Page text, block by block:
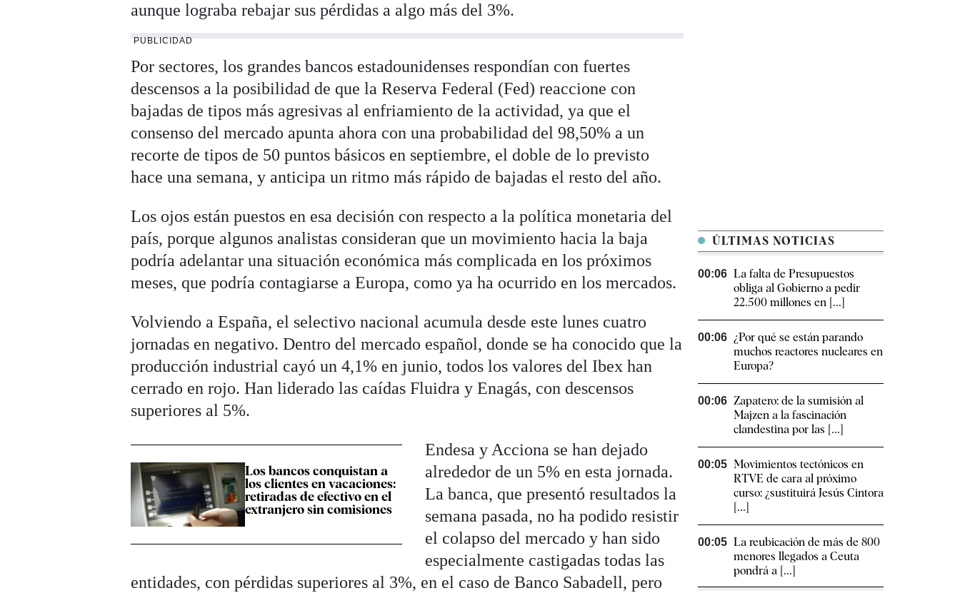
aunque lograba rebajar sus pérdidas a algo más del 3%.
PUBLICIDAD
Por sectores, los grandes bancos estadounidenses respondían con fuertes
descensos a la posibilidad de que la Reserva Federal (Fed) reaccione con
bajadas de tipos más agresivas al enfriamiento de la actividad, ya que el
consenso del mercado apunta ahora con una probabilidad del 98,50% a un
recorte de tipos de 50 puntos básicos en septiembre, el doble de lo previsto
hace una semana, y anticipa un ritmo más rápido de bajadas el resto del año.
Los ojos están puestos en esa decisión con respecto a la política monetaria del
país, porque algunos analistas consideran que un movimiento hacia la baja
podría adelantar una situación económica más complicada en los próximos
meses, que podría contagiarse a Europa, como ya ha ocurrido en los mercados.
Volviendo a España, el selectivo nacional acumula desde este lunes cuatro
jornadas en negativo. Dentro del mercado español, donde se ha conocido que la
producción industrial cayó un 4,1% en junio, todos los valores del Ibex han
cerrado en rojo. Han liderado las caídas Fluidra y Enagás, con descensos
superiores al 5%.
Los bancos conquistan a
los clientes en vacaciones:
retiradas de efectivo en el
extranjero sin comisiones
Endesa y Acciona se han dejado
alrededor de un 5% en esta jornada.
La banca, que presentó resultados la
semana pasada, no ha podido resistir
el colapso del mercado y han sido
especialmente castigadas todas las
entidades, con pérdidas superiores al 3%, en el caso de Banco Sabadell, pero
ÚLTIMAS NOTICIAS
00:06 La falta de Presupuestos
obliga al Gobierno a pedir
22.500 millones en [...]
00:06 ¿Por qué se están parando
muchos reactores nucleares en
Europa?
00:06 Zapatero: de la sumisión al
Majzen a la fascinación
clandestina por las [...]
00:05 Movimientos tectónicos en
RTVE de cara al próximo
curso: ¿sustituirá Jesús Cintora
[...]
00:05 La reubicación de más de 800
menores llegados a Ceuta
pondrá a [...]